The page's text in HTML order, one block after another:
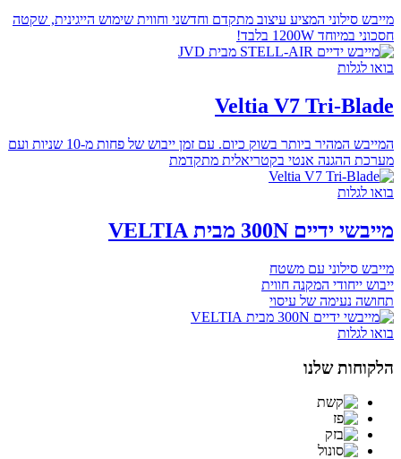
מייבש סילוני המציע עיצוב מתקדם וחדשני וחווית שימוש הייגינית, שקטה
חסכוני במיוחד 1200W בלבד!
בואו לגלות
Veltia V7 Tri-Blade
המייבש המהיר ביותר בשוק כיום. עם זמן ייבוש של פחות מ-10 שניות ועם
מערכת ההגנה אנטי בקטריאלית מתקדמת
בואו לגלות
מייבשי ידיים 300N מבית VELTIA
מייבש סילוני עם משטח
ייבוש ייחודי המקנה חווית
תחושה נעימה של עיסוי
בואו לגלות
הלקוחות שלנו